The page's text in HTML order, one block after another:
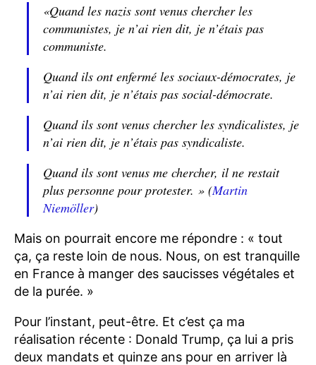
«Quand les nazis sont venus chercher les
communistes, je n’ai rien dit, je n’étais pas
communiste.
Quand ils ont enfermé les sociaux-démocrates, je
n’ai rien dit, je n’étais pas social-démocrate.
Quand ils sont venus chercher les syndicalistes, je
n’ai rien dit, je n’étais pas syndicaliste.
Quand ils sont venus me chercher, il ne restait
plus personne pour protester. » (Martin
Niemöller)
Mais on pourrait encore me répondre : « tout
ça, ça reste loin de nous. Nous, on est tranquille
en France à manger des saucisses végétales et
de la purée. »
Pour l’instant, peut-être. Et c’est ça ma
réalisation récente : Donald Trump, ça lui a pris
deux mandats et quinze ans pour en arriver là